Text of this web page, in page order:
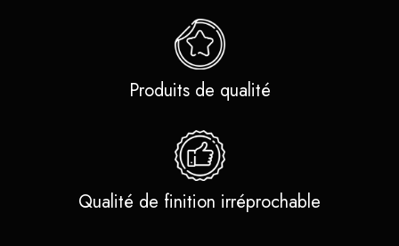
Produits de qualité
Qualité de finition irréprochable